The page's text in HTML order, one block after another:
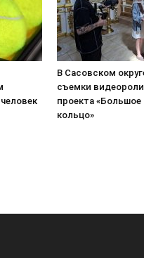
В Сасовском
съемки
проекта «Большое
кольцо»